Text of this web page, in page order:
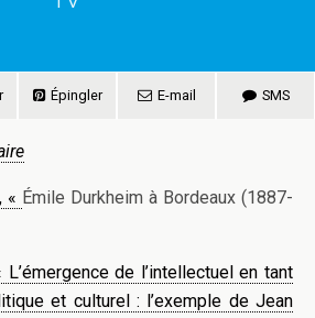
Épingler E-mail SMS
« Émile Durkheim à Bordeaux (1887-
L’émergence de l’intellectuel en tant
et culturel : l’exemple de Jean